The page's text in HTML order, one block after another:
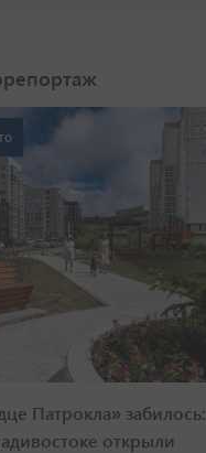
Патрокла» забилось:
открыли